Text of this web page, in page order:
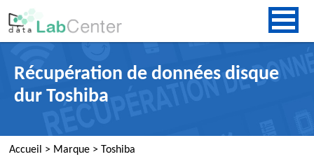
Récupération de données disque
dur Toshiba
Accueil > Marque > Toshiba